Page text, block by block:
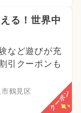
る！世界中
など遊びが充
引クーポンも
鶴見区 クーポン